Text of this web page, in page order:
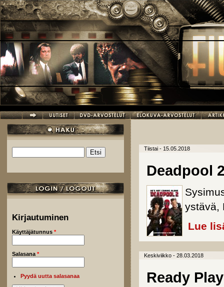
Hyppää pääsisältöön
Hakulomake
Kirjautuminen
Käyttäjätunnus *
Salasana *
Pyydä uutta salasanaa
Tiistai - 15.05.2018
Deadpool
ystävä,
Lue
Keskiviikko - 28.03.2018
Ready